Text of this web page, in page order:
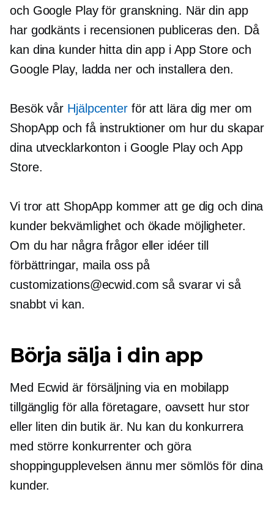
och Google Play för granskning. När din app
har godkänts i recensionen publiceras den. Då
kan dina kunder hitta din app i App Store och
Google Play, ladda ner och installera den.
Besök vår Hjälpcenterför att lära dig mer om
ShopApp och få instruktioner om hur du skapar
dina utvecklarkonton i Google Play och App
Store.
Vi tror att ShopApp kommer att ge dig och dina
kunder bekvämlighet och ökade möjligheter.
Om du har några frågor eller idéer till
förbättringar, maila oss på
customizations@ecwid.com så svarar vi så
snabbt vi kan.
Börja sälja i din app
Med Ecwid är försäljning via en mobilapp
tillgänglig för alla företagare, oavsett hur stor
eller liten din butik är. Nu kan du konkurrera
med större konkurrenter och göra
shoppingupplevelsen ännu mer sömlös för dina
kunder.